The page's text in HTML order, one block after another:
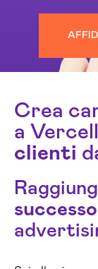
Crea
a
clienti
successo